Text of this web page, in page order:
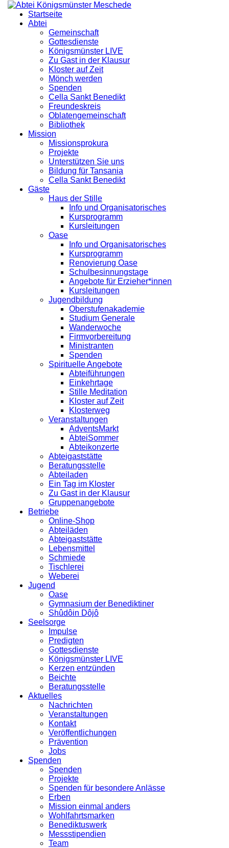
Startseite
Abtei
Gemeinschaft
Gottesdienste
Königsmünster LIVE
Zu Gast in der Klausur
Kloster auf Zeit
Mönch werden
Spenden
Cella Sankt Benedikt
Freundeskreis
Oblatengemeinschaft
Bibliothek
Mission
Missionsprokura
Projekte
Unterstützen Sie uns
Bildung für Tansania
Cella Sankt Benedikt
Gäste
Haus der Stille
Info und Organisatorisches
Kursprogramm
Kursleitungen
Oase
Info und Organisatorisches
Kursprogramm
Renovierung Oase
Schulbesinnungstage
Angebote für Erzieher*innen
Kursleitungen
Jugendbildung
Oberstufenakademie
Studium Generale
Wanderwoche
Firmvorbereitung
Ministranten
Spenden
Spirituelle Angebote
Abteiführungen
Einkehrtage
Stille Meditation
Kloster auf Zeit
Klosterweg
Veranstaltungen
AdventsMarkt
AbteiSommer
Abteikonzerte
Abteigaststätte
Beratungsstelle
Abteiladen
Ein Tag im Kloster
Zu Gast in der Klausur
Gruppenangebote
Betriebe
Online-Shop
Abteiläden
Abteigaststätte
Lebensmittel
Schmiede
Tischlerei
Weberei
Jugend
Oase
Gymnasium der Benediktiner
Shûdôin Dôjô
Seelsorge
Impulse
Predigten
Gottesdienste
Königsmünster LIVE
Kerzen entzünden
Beichte
Beratungsstelle
Aktuelles
Nachrichten
Veranstaltungen
Kontakt
Veröffentlichungen
Prävention
Jobs
Spenden
Spenden
Projekte
Spenden für besondere Anlässe
Erben
Mission einmal anders
Wohlfahrtsmarken
Benediktuswerk
Messstipendien
Team